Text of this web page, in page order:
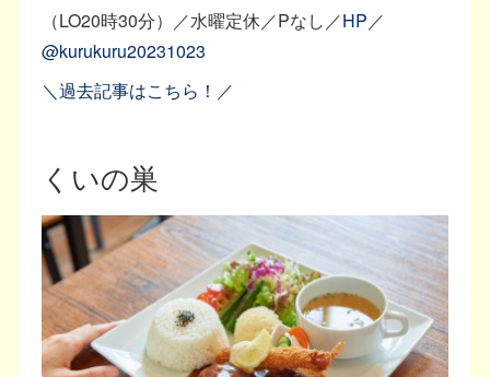
（LO20時30分）／水曜定休／Pなし／HP／
@kurukuru20231023
＼過去記事はこちら！／
くいの巣